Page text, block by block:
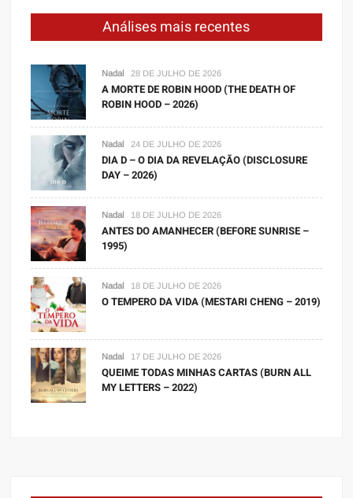
Análises mais recentes
Nadal 28 DE JULHO DE 2026
A MORTE DE ROBIN HOOD (THE DEATH OF
ROBIN HOOD – 2026)
Nadal 24 DE JULHO DE 2026
DIA D – O DIA DA REVELAÇÃO (DISCLOSURE
DAY – 2026)
Nadal 18 DE JULHO DE 2026
ANTES DO AMANHECER (BEFORE SUNRISE –
1995)
Nadal 18 DE JULHO DE 2026
O TEMPERO DA VIDA (MESTARI CHENG – 2019)
Nadal 17 DE JULHO DE 2026
QUEIME TODAS MINHAS CARTAS (BURN ALL
MY LETTERS – 2022)